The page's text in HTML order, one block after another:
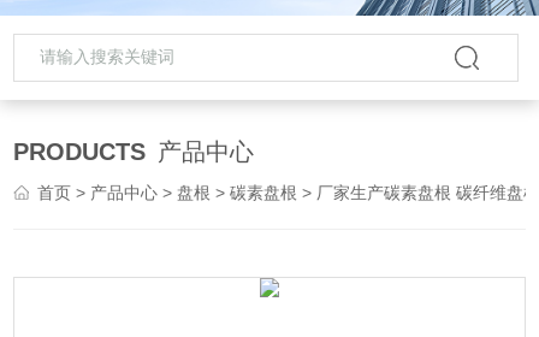
PRODUCTS 产品中心
首页 > 产品中心 > 盘根 >碳素盘根 > 厂家生产碳素盘根 碳纤维盘